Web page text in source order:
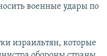
военные удары по
израильтян, которые